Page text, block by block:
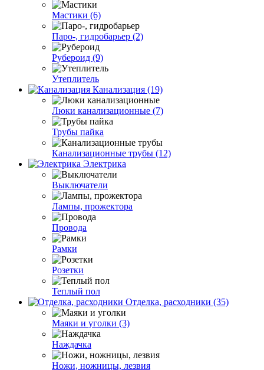
Мастики (6)
Паро-, гидробарьер (2)
Рубероид (9)
Утеплитель
Канализация (19)
Люки канализационные (7)
Трубы пайка
Канализационные трубы (12)
Электрика
Выключатели
Лампы, прожектора
Провода
Рамки
Розетки
Теплый пол
Отделка, расходники (35)
Маяки и уголки (3)
Наждачка
Ножи, ножницы, лезвия